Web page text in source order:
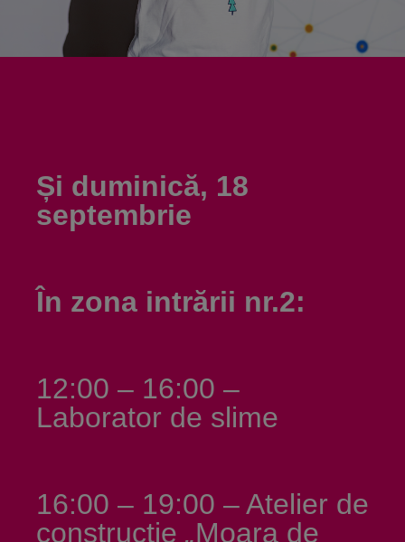
Și duminică, 18
septembrie
În zona intrării nr.2:
12:00 – 16:00 –
Laborator de slime
16:00 – 19:00 – Atelier de
construcție „Moara de